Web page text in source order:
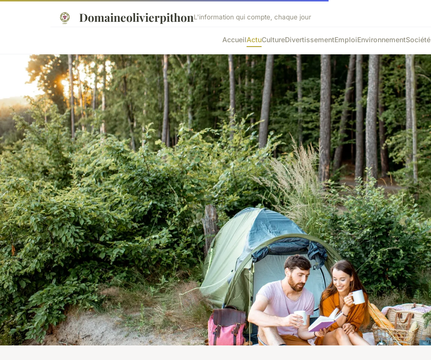
DomaineolivierpithonL'information qui compte, chaque jour
AccueilActuCultureDivertissementEmploiEnvironnementSociété